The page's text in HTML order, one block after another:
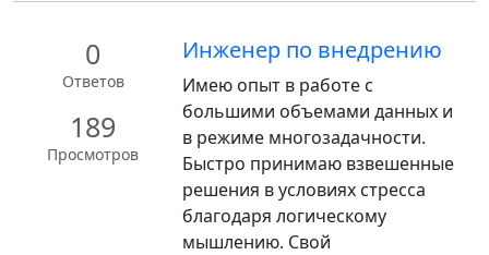
0
Ответов
189
Просмотров
Инженер по внедрению
Имею опыт в работе с
большими объемами данных и
в режиме многозадачности.
Быстро принимаю взвешенные
решения в условиях стресса
благодаря логическому
мышлению. Свой